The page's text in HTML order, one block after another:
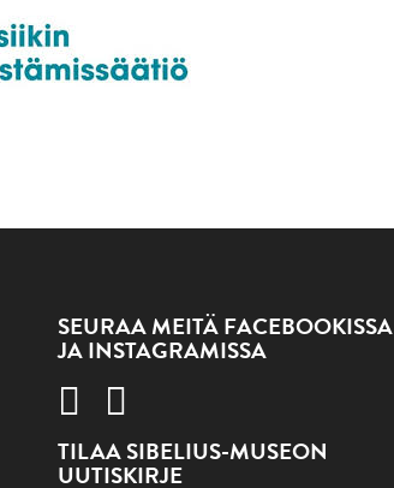
SEURAA MEITÄ FACEBOOKISSA
JA INSTAGRAMISSA
TILAA SIBELIUS-MUSEON
UUTISKIRJE